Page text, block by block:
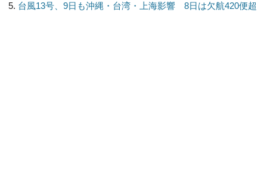
台風13号、9日も沖縄・台湾・上海影響 8日は欠航420便超